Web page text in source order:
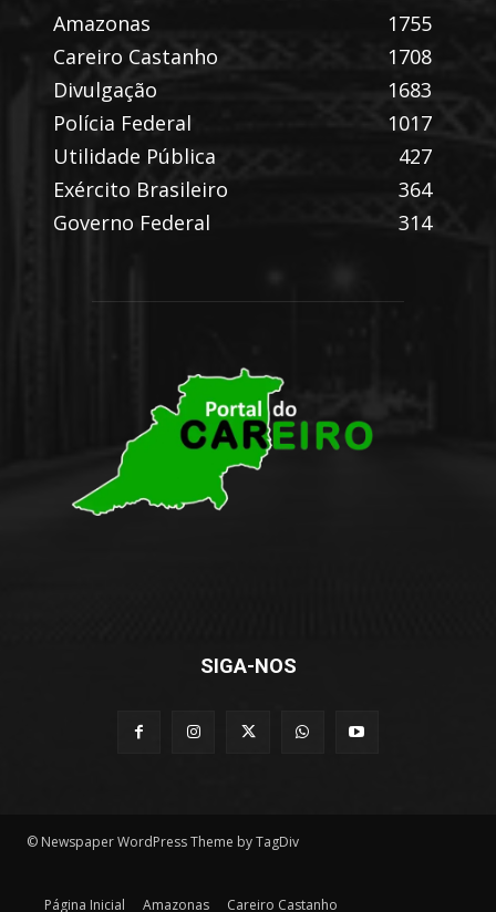
Amazonas
1755
Careiro Castanho
1708
Divulgação
1683
Polícia Federal
1017
Utilidade Pública
427
Exército Brasileiro
364
Governo Federal
314
SIGA-NOS
© Newspaper WordPress Theme by TagDiv
Página Inicial Amazonas Careiro Castanho